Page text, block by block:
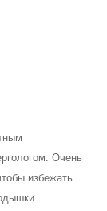
Очень
избежать